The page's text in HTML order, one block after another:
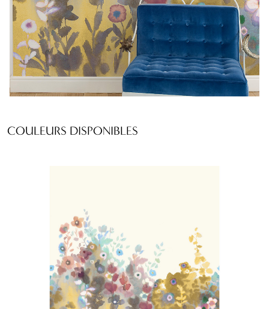
COULEURS DISPONIBLES